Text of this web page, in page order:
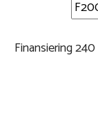
Finansiering